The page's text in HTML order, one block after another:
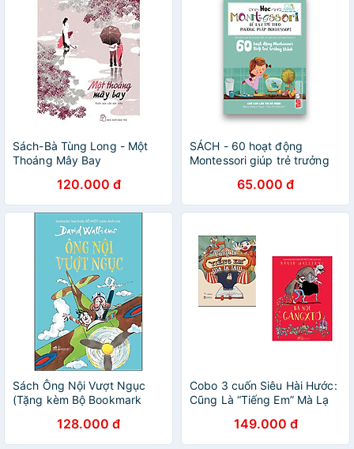
Sách-Bà Tùng Long - Một
Thoáng Mây Bay
120.000 đ
SÁCH - 60 hoạt động
Montessori giúp trẻ trưởng
65.000 đ
Sách Ông Nội Vượt Ngục
(Tặng kèm Bộ Bookmark
128.000 đ
Cobo 3 cuốn Siêu Hài Hước:
Cũng Là “Tiếng Em” Mà Lạ
Bookmark Happy Life
149.000 đ